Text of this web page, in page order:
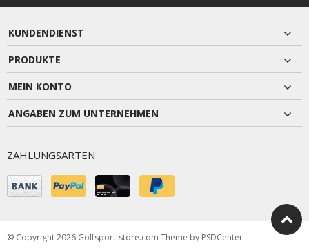
KUNDENDIENST
PRODUKTE
MEIN KONTO
ANGABEN ZUM UNTERNEHMEN
ZAHLUNGSARTEN
© Copyright 2026 Golfsport-store.com Theme by PSDCenter-